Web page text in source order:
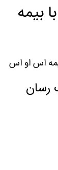
بیمه
اس او اس
رسان